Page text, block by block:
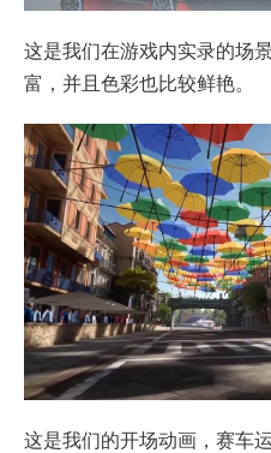
这是我们在游戏内实录的场
富，并且色彩也比较鲜艳。
这是我们的开场动画，赛车